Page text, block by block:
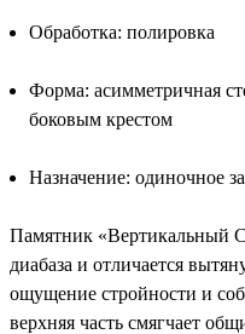
Обработка: полировка
Форма: асимметричная
боковым крестом
Назначение: одиночное
Памятник «Вертикальный
диабаза и отличается
ощущение стройности и
верхняя часть смягчает